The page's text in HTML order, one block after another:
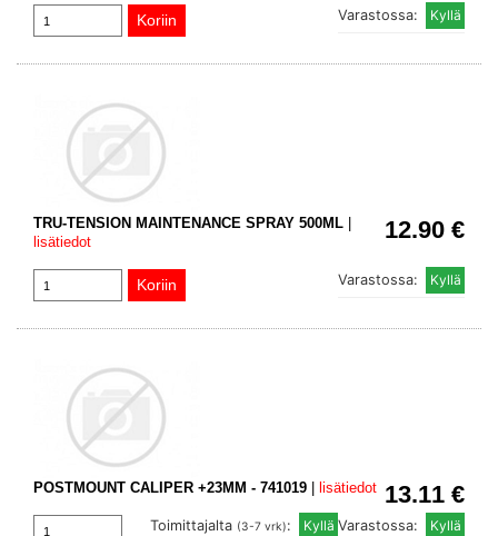
Varastossa:
12.90 €
TRU-TENSION MAINTENANCE SPRAY 500ML
lisätiedot
Varastossa:
13.11 €
POSTMOUNT CALIPER +23MM - 741019 lisätiedot
Varastossa:
Toimittajalta (3-7 vrk):